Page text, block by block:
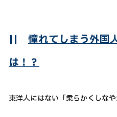
|| 憧れてしまう外国
は！？
東洋人にはない「柔らかくしな